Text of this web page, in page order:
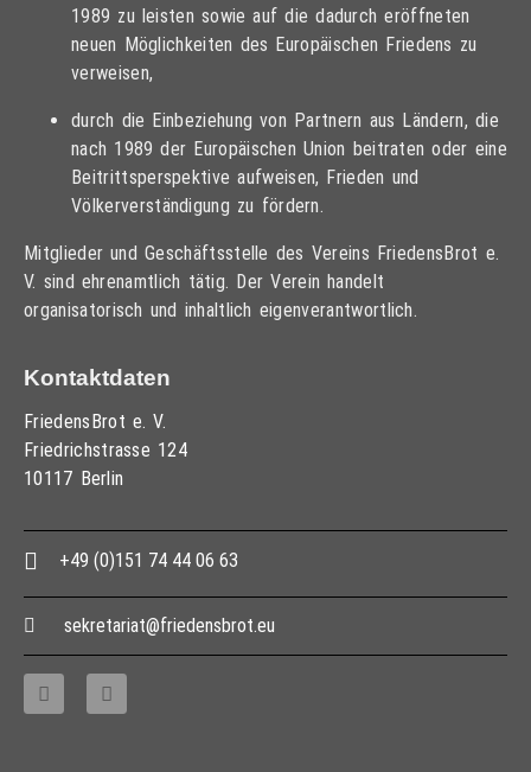
1989 zu leisten sowie auf die dadurch eröffneten
neuen Möglichkeiten des Europäischen Friedens zu
verweisen,
durch die Einbeziehung von Partnern aus Ländern, die
nach 1989 der Europäischen Union beitraten oder eine
Beitrittsperspektive aufweisen, Frieden und
Völkerverständigung zu fördern.
Mitglieder und Geschäftsstelle des Vereins FriedensBrot e.
V. sind ehrenamtlich tätig. Der Verein handelt
organisatorisch und inhaltlich eigenverantwortlich.
Kontaktdaten
FriedensBrot e. V.
Friedrichstrasse 124
10117 Berlin
+49 (0)151 74 44 06 63
sekretariat@friedensbrot.eu